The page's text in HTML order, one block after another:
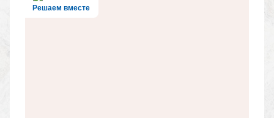
Решаем вместе